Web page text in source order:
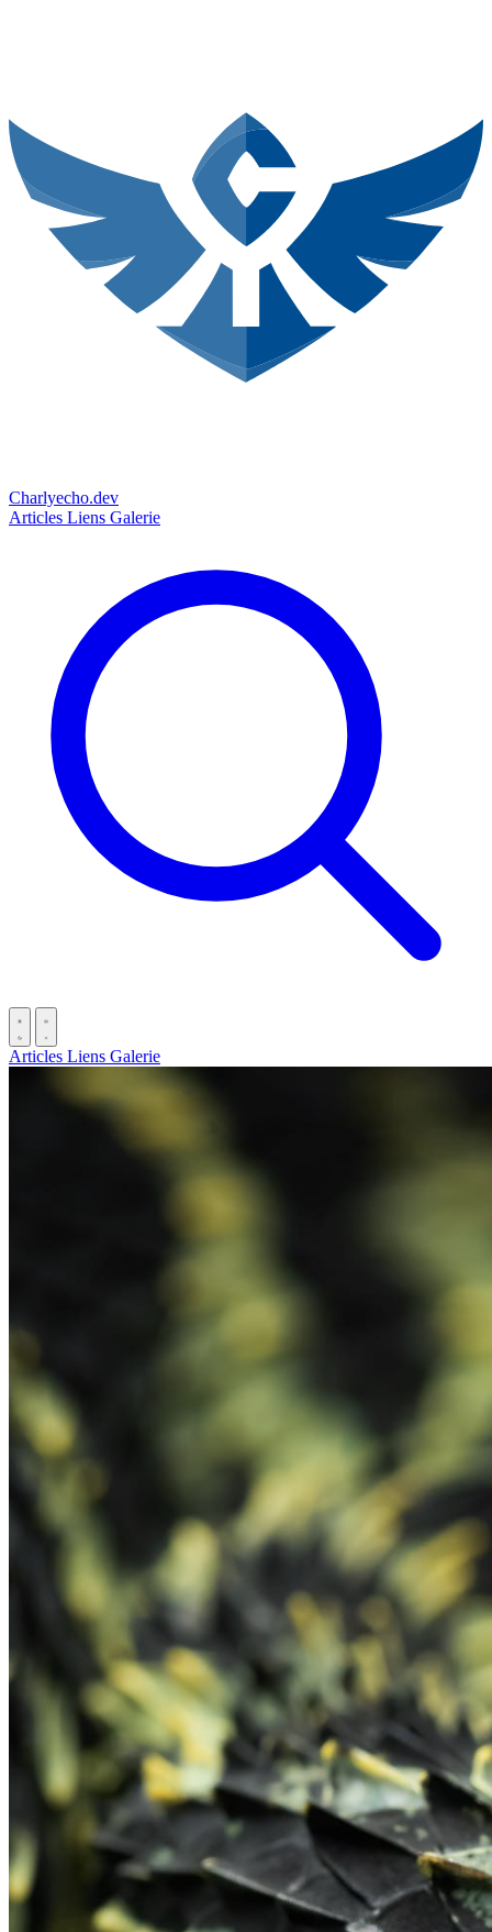
Charlyecho.dev
Articles Liens Galerie
Articles Liens Galerie